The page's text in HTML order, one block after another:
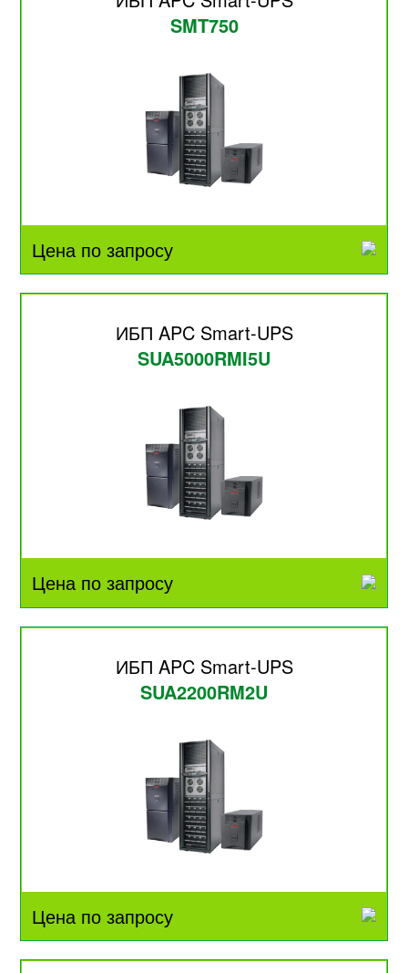
SMT750
Цена по запросу
ИБП APC Smart-UPS
SUA5000RMI5U
Цена по запросу
ИБП APC Smart-UPS
SUA2200RM2U
Цена по запросу